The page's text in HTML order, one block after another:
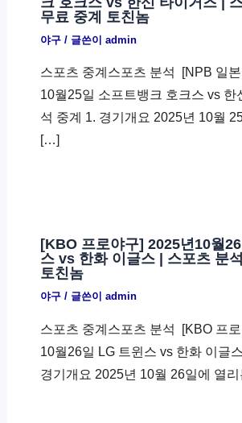
무료 중계 토친놈
야구/ 글쓴이 admin
스포츠 중계스포츠 분석 ​ [NPB 일
10월25일 소프트뱅크 호크스 vs 한
석 중계 1. 경기개요 2025년 10월
[…]
[KBO 프로야구] 2025년10월
스 vs 한화 이글스 | 스포츠 분
토친놈
야구/ 글쓴이 admin
스포츠 중계스포츠 분석 ​ [KBO 프
10월26일 LG 트윈스 vs 한화 이글
경기개요 2025년 10월 26일에 열